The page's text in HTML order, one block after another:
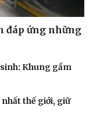
đáp ứng những
Khung gầm
thế giới, giữ